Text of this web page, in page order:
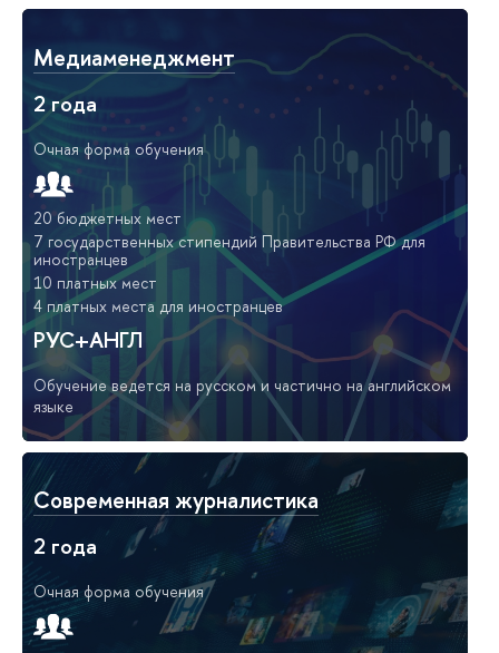
Медиаменеджмент
2 года
Очная форма обучения
20 бюджетных мест
7 государственных стипендий Правительства РФ для
иностранцев
10 платных мест
4 платных места для иностранцев
РУС+АНГЛ
Обучение ведется на русском и частично на английском
языке
Современная журналистика
2 года
Очная форма обучения